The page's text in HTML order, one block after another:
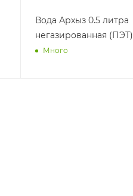
Вода Пилигрим 0.5
литра негазированная
(ПЭТ)